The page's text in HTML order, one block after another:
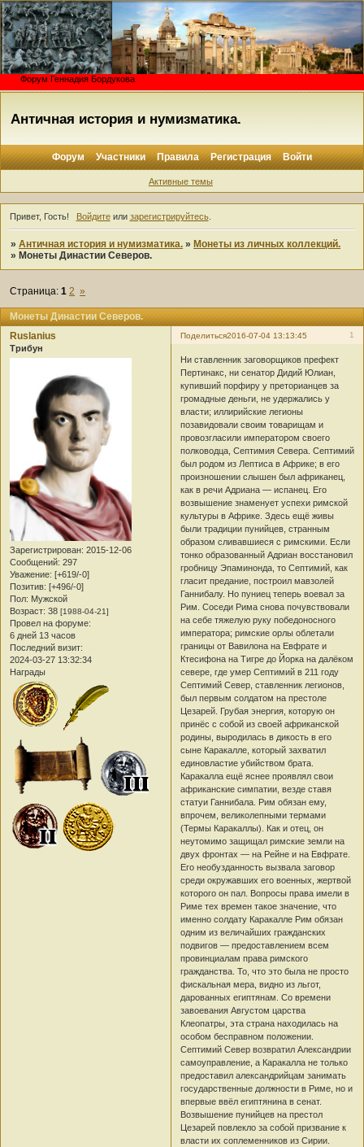
Форум Геннадия Бордукова
Античная история и нумизматика.
Форум Участники Правила Регистрация Войти
Активные темы
Привет, Гость! Войдитеили зарегистрируйтесь.
»Античная история и нумизматика. » Монеты из личных коллекций.
» Монеты Династии Северов.
Монеты Династии Северов.
Страница:1 2 »
Поделиться 1
2016-07-04 13:13:45
Ruslanius
Трибун
Зарегистрирован: 2015-12-06
Сообщений: 297
Уважение: [+619/-0]
Позитив: [+496/-0]
Пол: Мужской
Возраст: 38 [1988-04-21]
Провел на форуме:
6 дней 13 часов
Последний визит:
2024-03-27 13:32:34
Награды
Ни ставленник заговорщиков префект
Пертинакс, ни сенатор Дидий Юлиан,
купивший порфиру у преторианцев за
громадные деньги, не удержались у
власти; иллирийские легионы
позавидовали своим товарищам и
провозгласили императором своего
полководца, Септимия Севера. Септимий
был родом из Лептиса в Африке; в его
произношении слышен был африканец,
как в речи Адриана — испанец. Его
возвышение знаменует успехи римской
культуры в Африке. Здесь ещё живы
были традиции пунийцев, странным
образом сливавшиеся с римскими. Если
тонко образованный Адриан восстановил
гробницу Эпаминонда, то Септимий, как
гласит предание, построил мавзолей
Ганнибалу. Но пуниец теперь воевал за
Рим. Соседи Рима снова почувствовали
на себе тяжелую руку победоносного
императора; римские орлы облетали
границы от Вавилона на Евфрате и
Ктесифона на Тигре до Йорка на далёком
севере, где умер Септимий в 211 году
Септимий Север, ставленник легионов,
был первым солдатом на престоле
Цезарей. Грубая энергия, которую он
принёс с собой из своей африканской
родины, выродилась в дикость в его
сыне Каракалле, который захватил
единовластие убийством брата.
Каракалла ещё яснее проявлял свои
африканские симпатии, везде ставя
статуи Ганнибала. Рим обязан ему,
впрочем, великолепными термами
(Термы Каракаллы). Как и отец, он
неутомимо защищал римские земли на
двух фронтах — на Рейне и на Евфрате.
Его необузданность вызвала заговор
среди окружавших его военных, жертвой
которого он пал. Вопросы права имели в
Риме тех времен такое значение, что
именно солдату Каракалле Рим обязан
одним из величайших гражданских
подвигов — предоставлением всем
провинциалам права римского
гражданства. То, что это была не просто
фискальная мера, видно из льгот,
дарованных египтянам. Со времени
завоевания Августом царства
Клеопатры, эта страна находилась на
особом бесправном положении.
Септимий Север возвратил Александрии
самоуправление, а Каракалла не только
предоставил александрийцам занимать
государственные должности в Риме, но и
впервые ввёл египтянина в сенат.
Возвышение пунийцев на престол
Цезарей повлекло за собой призвание к
власти их соплеменников из Сирии.